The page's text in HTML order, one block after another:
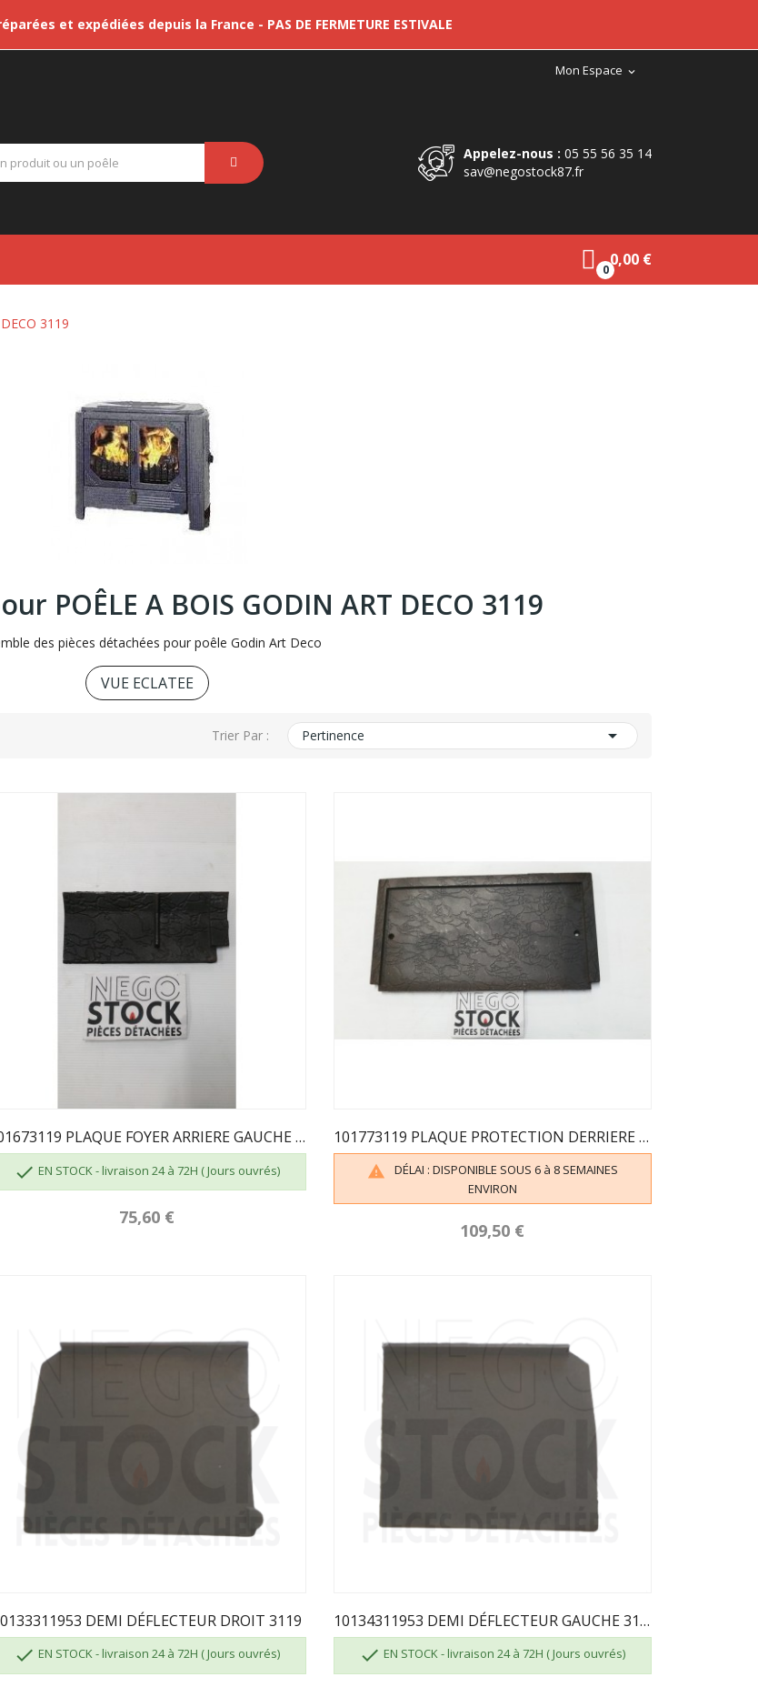
et expédiées depuis la France - PAS DE FERMETURE ESTIVALE
Mon Espace expand_more
0
0,00 €
Appelez-nous : 05 55 56 35 14
sav@negostock87.fr
3119
POÊLE A BOIS GODIN ART DECO 3119
des pièces détachées pour poêle Godin Art Deco
VUE ECLATEE
Trier Par : Pertinence 
201673119 PLAQUE FOYER ARRIERE GAUCHE GODIN 3119
 EN STOCK - livraison 24 à 72H ( Jours ouvrés)
75,60 €
101773119 PLAQUE PROTECTION DERRIERE GODIN 3119

DÉLAI : DISPONIBLE SOUS 6 à 8 SEMAINES
ENVIRON
109,50 €
DEMI DÉFLECTEUR DROIT 3119
 EN STOCK - livraison 24 à 72H ( Jours ouvrés)
10134311953 DEMI DÉFLECTEUR GAUCHE 3119
 EN STOCK - livraison 24 à 72H ( Jours ouvrés)